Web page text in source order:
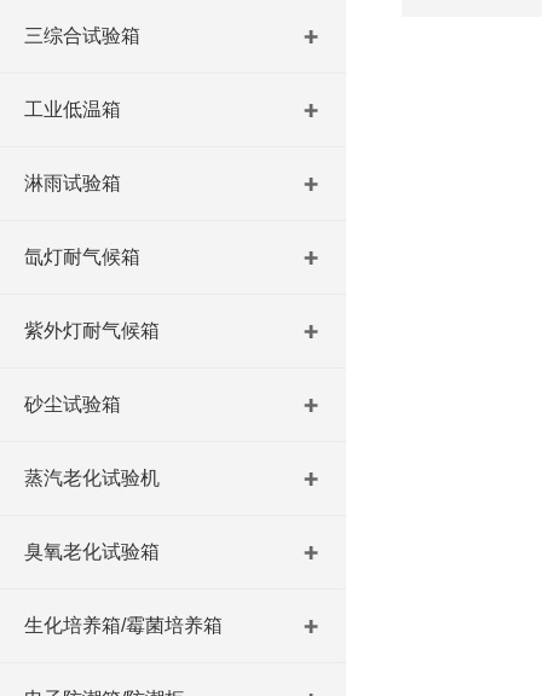
三综合试验箱
工业低温箱
淋雨试验箱
氙灯耐气候箱
紫外灯耐气候箱
砂尘试验箱
蒸汽老化试验机
臭氧老化试验箱
生化培养箱/霉菌培养箱